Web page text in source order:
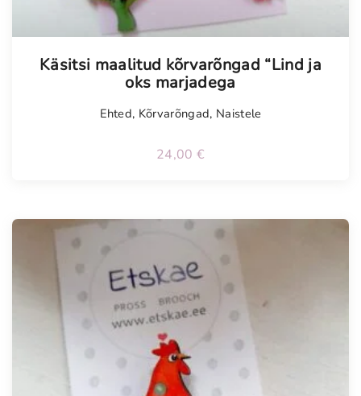
Käsitsi maalitud kõrvarõngad “Lind ja
oks marjadega
Ehted, Kõrvarõngad, Naistele
24,00 €